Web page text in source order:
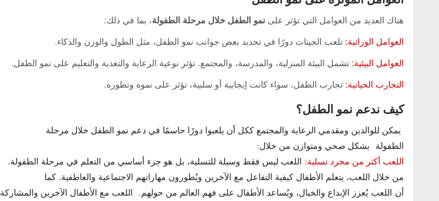
هناك العديد من العوامل التي تؤثر على نمو الطفل خلال مرحلة الطفولة، بما في ذلك:
العوامل الوراثية: تلعب الجينات دورًا في تحديد بعض جوانب نمو الطفل، مثل الطول والوزن والذكاء.
العوامل البيئية: تشمل البيئة المنزلية، والمدرسة، والمجتمع. تؤثر نوعية الرعاية والتغذية والتعليم على نمو الطفل.
التجارب الحياتية: تجارب الطفل، سواء كانت إيجابية أو سلبية، تؤثر على نموه وتطوره.
كيف ندعم نمو الطفل؟
يمكن للوالدين ومقدمي الرعاية والمجتمع ككل أن يلعبوا دورًا حاسمًا في دعم نمو الطفل خلال مرحلة
الطفولة بشكل صحي ومتوازن من خلال:
اللعب أكثر من مجرد تسلية: اللعب ليس فقط وسيلة للتسلية، بل هو جزء أساسي من التعلم في مرحلة الطفولة.
من خلال اللعب، يتعلم الأطفال كيفية التفاعل مع الآخرين ويُطورون مهاراتهم الاجتماعية والعاطفية. كما
أن اللعب يُعزز الإبداع والخيال، ويُساعد الأطفال على فهم العالم من حولهم. اللعب مع الأطفال الآخرين والمشاركة